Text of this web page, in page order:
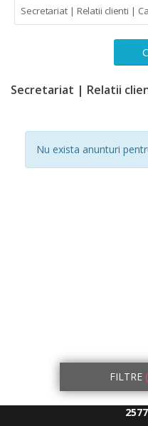
Secretariat | Relatii clienti |
Secretariat | Relatii
Nu exista anunturi
FILTRE